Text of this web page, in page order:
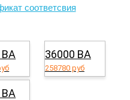
соответсвия
ВА 36000 ВА
258780 руб
ВА